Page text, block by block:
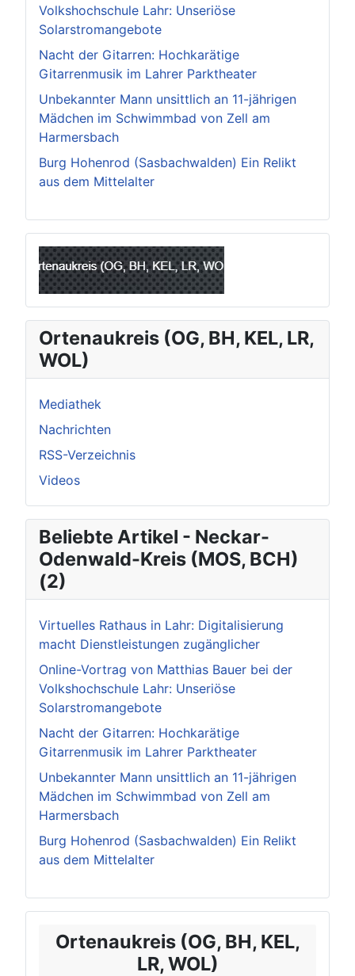
Volkshochschule Lahr: Unseriöse
Solarstromangebote
Nacht der Gitarren: Hochkarätige
Gitarrenmusik im Lahrer Parktheater
Unbekannter Mann unsittlich an 11-jährigen
Mädchen im Schwimmbad von Zell am
Harmersbach
Burg Hohenrod (Sasbachwalden) Ein Relikt
aus dem Mittelalter
Ortenaukreis (OG, BH, KEL, LR,
WOL)
Mediathek
Nachrichten
RSS-Verzeichnis
Videos
Beliebte Artikel - Neckar-
Odenwald-Kreis (MOS, BCH)
(2)
Virtuelles Rathaus in Lahr: Digitalisierung
macht Dienstleistungen zugänglicher
Online-Vortrag von Matthias Bauer bei der
Volkshochschule Lahr: Unseriöse
Solarstromangebote
Nacht der Gitarren: Hochkarätige
Gitarrenmusik im Lahrer Parktheater
Unbekannter Mann unsittlich an 11-jährigen
Mädchen im Schwimmbad von Zell am
Harmersbach
Burg Hohenrod (Sasbachwalden) Ein Relikt
aus dem Mittelalter
Ortenaukreis (OG, BH, KEL,
LR, WOL)